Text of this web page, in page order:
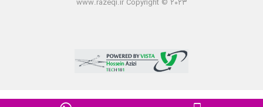
www.razeqi.ir Copyright © ۲۰۲۳